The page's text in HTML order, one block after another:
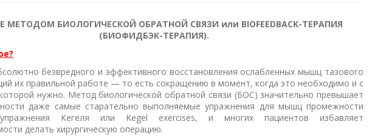
МЕТОДОМ БИОЛОГИЧЕСКОЙ ОБРАТНОЙ СВЯЗИ или BIOFEEDBACK-ТЕРАПИЯ
(БИОФИДБЭК-ТЕРАПИЯ).
безвредного и эффективного восстановления ослабленных мышц тазового
их правильной работе — то есть сокращению в момент, когда это необходимо и с
нужно. Метод биологической обратной связи (БОС) значительно превышает
даже самые старательно выполняемые упражнения для мышц промежности
Кегеля или Kegel exercises, и многих пациентов избавляет
делать хирургическую операцию.